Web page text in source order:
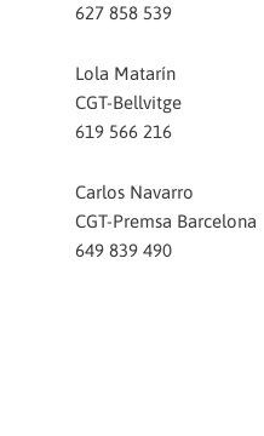
627 858 539
Lola Matarín
CGT-Bellvitge
619 566 216
Carlos Navarro
CGT-Premsa Barcelona
649 839 490